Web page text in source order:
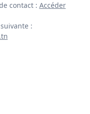
contact : Accéder
: